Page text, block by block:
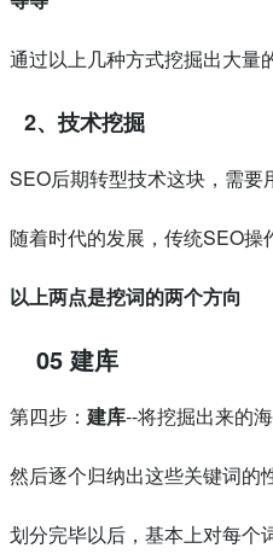
通过以上几种方式挖掘出大量
2、技术挖掘
SEO后期转型技术这块，需要
随着时代的发展，传统SEO操
以上两点是挖词的两个方向
05 建库
第四步： 建库--将挖掘出来的
然后逐个归纳出这些关键词的
划分完毕以后，基本上对每个